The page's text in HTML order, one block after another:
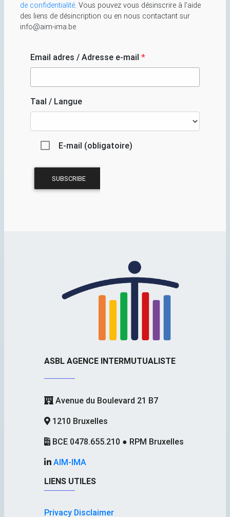
de confidentialité. Vous pouvez vous désinscrire à l'aide
des liens de désincription ou en nous contactant sur
info@aim-ima.be
Email adres / Adresse e-mail *
Taal / Langue
E-mail (obligatoire)
ASBL AGENCE INTERMUTUALISTE
Avenue du Boulevard 21 B7
1210 Bruxelles
BCE 0478.655.210 ● RPM Bruxelles
AIM-IMA
LIENS UTILES
Privacy Disclaimer